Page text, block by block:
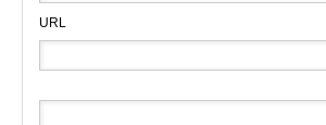
URL